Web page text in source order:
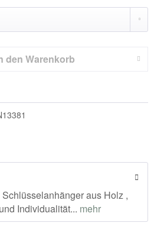
den Warenkorb
aus Holz ,
Individualität... mehr